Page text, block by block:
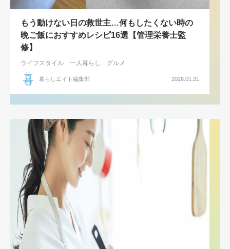
もう動けない日の救世主…何もしたくない時の
晩ご飯におすすめレシピ16選【管理栄養士監
修】
ライフスタイル 一人暮らし グルメ
暮らしエイト編集部 2026.01.31